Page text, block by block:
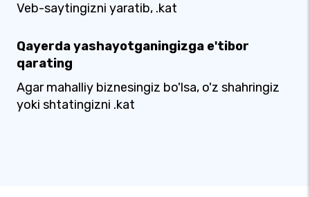
Veb-saytingizni yaratib, .kat
Qayerda yashayotganingizga e'tibor
qarating
Agar mahalliy biznesingiz bo'lsa, o'z shahringiz
yoki shtatingizni .kat